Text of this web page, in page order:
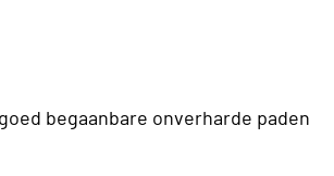
begaanbare onverharde paden